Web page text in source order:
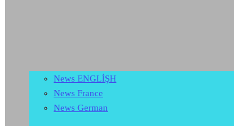
News ENGLİŞH
News France
News German